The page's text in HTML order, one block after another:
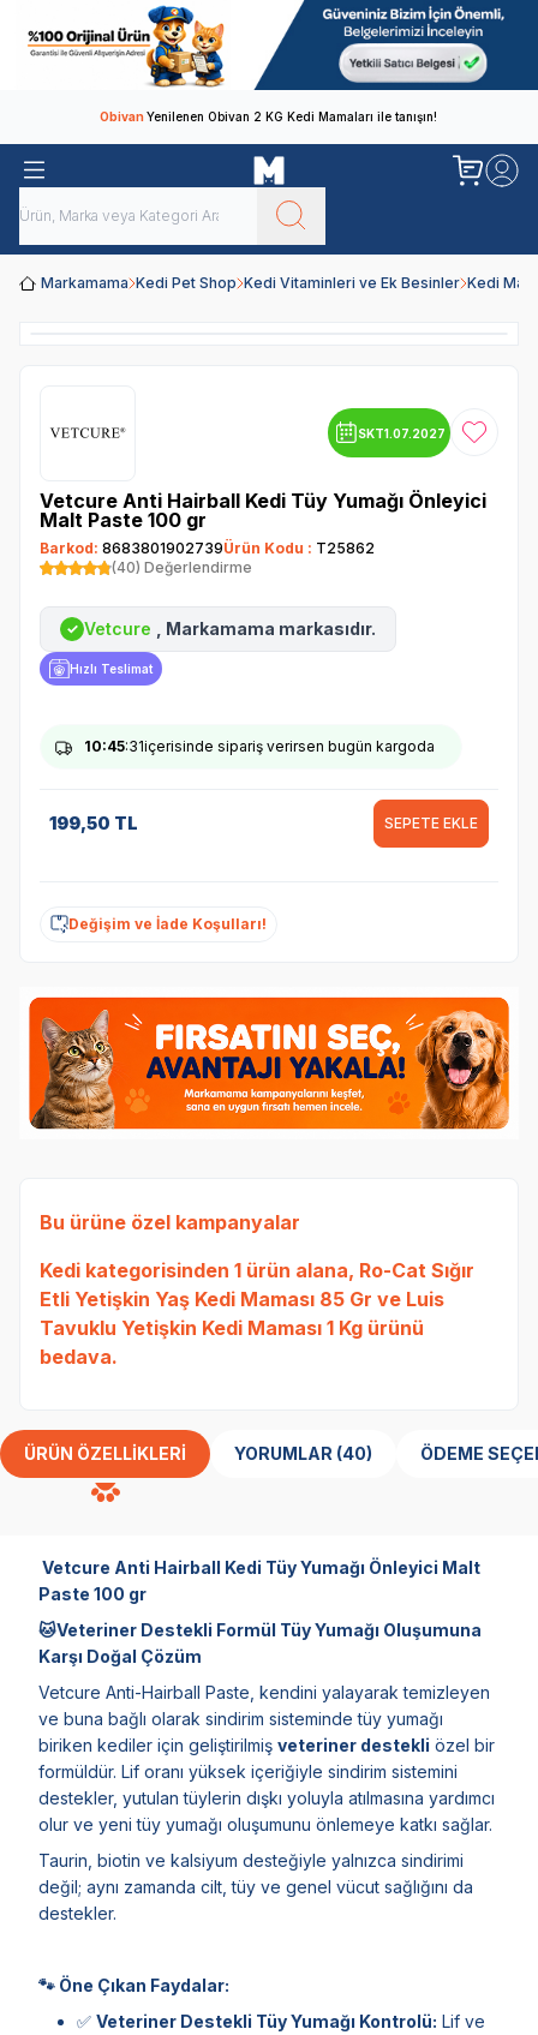
ObivanYenilenen Obivan 2 KG Kedi Mamaları ile tanışın!
Markamama Kedi Pet Shop Kedi Vitaminleri ve Ek Besinler Kedi Maltı
SKT1.07.2027 Favoriye
Vetcure Anti Hairball Kedi Tüy Yumağı Önleyici
Malt Paste 100 gr
Barkod: 8683801902739Ürün Kodu : T25862
(40) Değerlendirme
✓ Vetcure , Markamama markasıdır.
Hızlı Teslimat
10:45:30içerisinde sipariş verirsen bugün kargoda
199,50 TL SEPETE EKLE
Değişim ve İade Koşulları!
Bu ürüne özel kampanyalar
Kedi kategorisinden 1 ürün alana, Ro-Cat Sığır
Etli Yetişkin Yaş Kedi Maması 85 Gr ve Luis
Tavuklu Yetişkin Kedi Maması 1 Kg ürünü
bedava.
ÜRÜN ÖZELLIKLERI YORUMLAR (40) ÖDEME
Vetcure Anti Hairball Kedi Tüy Yumağı Önleyici Malt
Paste 100 gr
🐱Veteriner Destekli Formül Tüy Yumağı Oluşumuna
Karşı Doğal Çözüm
Vetcure Anti-Hairball Paste, kendini yalayarak temizleyen
ve buna bağlı olarak sindirim sisteminde tüy yumağı
biriken kediler için geliştirilmiş veteriner destekli özel bir
formüldür. Lif oranı yüksek içeriğiyle sindirim sistemini
destekler, yutulan tüylerin dışkı yoluyla atılmasına yardımcı
olur ve yeni tüy yumağı oluşumunu önlemeye katkı sağlar.
Taurin, biotin ve kalsiyum desteğiyle yalnızca sindirimi
değil; aynı zamanda cilt, tüy ve genel vücut sağlığını da
destekler.
🐾 Öne Çıkan Faydalar:
✅ Veteriner Destekli Tüy Yumağı Kontrolü: Lif ve